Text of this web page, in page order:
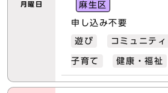
月曜日 麻生区
申し込み不要
遊び コミュニテ
子育て 健康・福祉